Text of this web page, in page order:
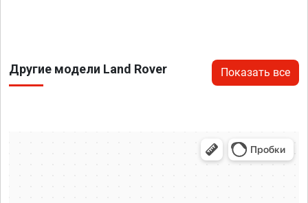
Другие модели Land Rover Показать все